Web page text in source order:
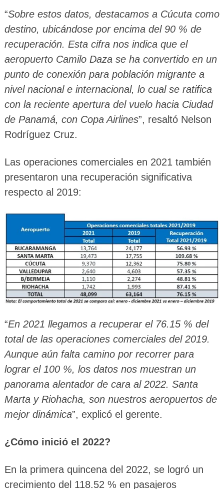
“Sobre estos datos, destacamos a Cúcuta como
destino, ubicándose por encima del 90 % de
recuperación. Esta cifra nos indica que el
aeropuerto Camilo Daza se ha convertido en un
punto de conexión para población migrante a
nivel nacional e internacional, lo cual se ratifica
con la reciente apertura del vuelo hacia Ciudad
de Panamá, con Copa Airlines”, resaltó Nelson
Rodríguez Cruz.
Las operaciones comerciales en 2021 también
presentaron una recuperación significativa
respecto al 2019:
“En 2021 llegamos a recuperar el 76.15 % del
total de las operaciones comerciales del 2019.
Aunque aún falta camino por recorrer para
lograr el 100 %, los datos nos muestran un
panorama alentador de cara al 2022. Santa
Marta y Riohacha, son nuestros aeropuertos de
mejor dinámica”, explicó el gerente.
¿Cómo inició el 2022?
En la primera quincena del 2022, se logró un
crecimiento del 118.52 % en pasajeros